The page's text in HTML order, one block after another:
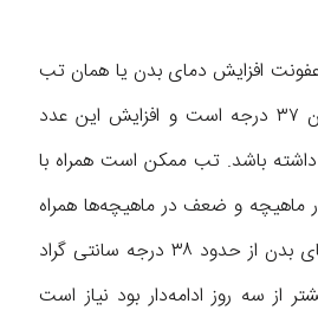
عفونت افزایش دمای بدن یا همان تب
است. دمای معمول بدن ۳۷ درجه است و افزایش این عدد
باشد. تب ممکن است همراه با
ماهیچه و ضعف در ماهیچه‌ها همراه
باشد. در صورتی که دمای بدن از حدود ۳۸ درجه سانتی گراد
از سه روز ادامه‌‌دار بود نیاز است